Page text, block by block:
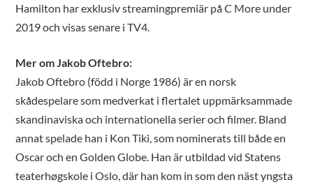
Hamilton har exklusiv streamingpremiär på C More under
2019 och visas senare i TV4.
Mer om Jakob Oftebro:
Jakob Oftebro (född i Norge 1986) är en norsk
skådespelare som medverkat i flertalet uppmärksammade
skandinaviska och internationella serier och filmer. Bland
annat spelade han i Kon Tiki, som nominerats till både en
Oscar och en Golden Globe. Han är utbildad vid Statens
teaterhøgskole i Oslo, där han kom in som den näst yngsta